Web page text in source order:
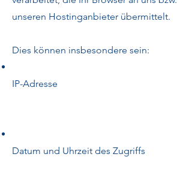
unseren Hostinganbieter übermittelt.
Dies können insbesondere sein:
IP-Adresse
Datum und Uhrzeit des Zugriffs